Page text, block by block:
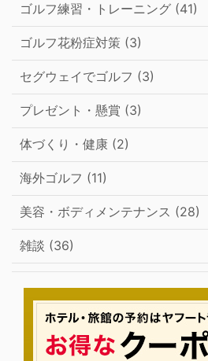
ゴルフ練習・トレーニング (41)
ゴルフ花粉症対策 (3)
セグウェイでゴルフ (3)
プレゼント・懸賞 (3)
体づくり・健康 (2)
海外ゴルフ (11)
美容・ボディメンテナンス (28)
雑談 (36)